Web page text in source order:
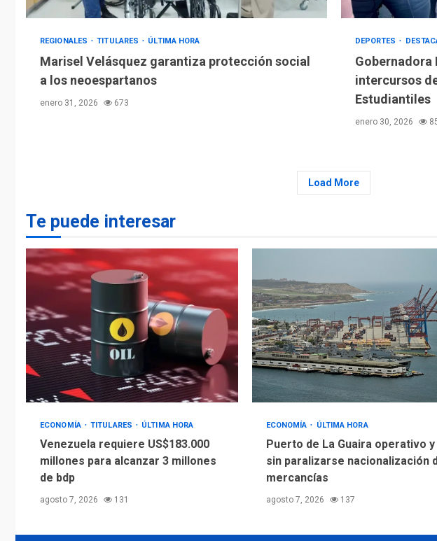
REGIONALES TITULARES ÚLTIMA HORA
Marisel Velásquez garantiza protección social
a los neoespartanos
enero 31, 2026 673
DEPORTES
Gobernadora
intercursos
Estudiantiles
enero 30, 2026
Load More
Te puede interesar
ECONOMÍA TITULARES ÚLTIMA HORA
Venezuela requiere US$183.000
millones para alcanzar 3 millones
de bdp
agosto 7, 2026 131
ECONOMÍA ÚLTIMA HORA
Puerto de La Guaira operativo y
sin paralizarse nacionalización
mercancías
agosto 7, 2026 137